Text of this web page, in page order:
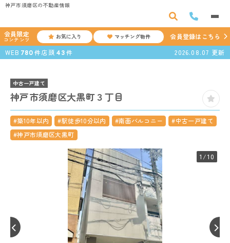
神戸市須磨区の不動産情報
会員限定
コンテンツ お気に入り マッチング物件
会員登録はこちら
WEB 780 件店頭 43 件 2026.08.07 更新
中古一戸建て
神戸市須磨区大黒町３丁目
#築10年以内 #駅徒歩10分以内 #南面バルコニー
#中古一戸建て
#神戸市須磨区大黒町
1 /10